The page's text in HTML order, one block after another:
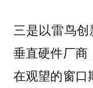
三是以雷鸟
垂直硬件厂商
在观望的窗口